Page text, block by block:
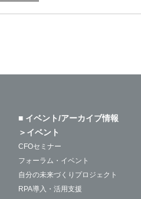
■ イベント/アーカイブ情報
＞イベント
CFOセミナー
フォーラム・イベント
自分の未来づくりプロジェクト
RPA導入・活用支援